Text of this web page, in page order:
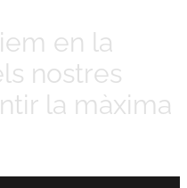
en la
nostres
la màxima